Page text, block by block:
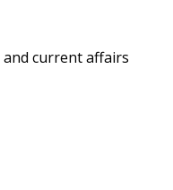
current affairs